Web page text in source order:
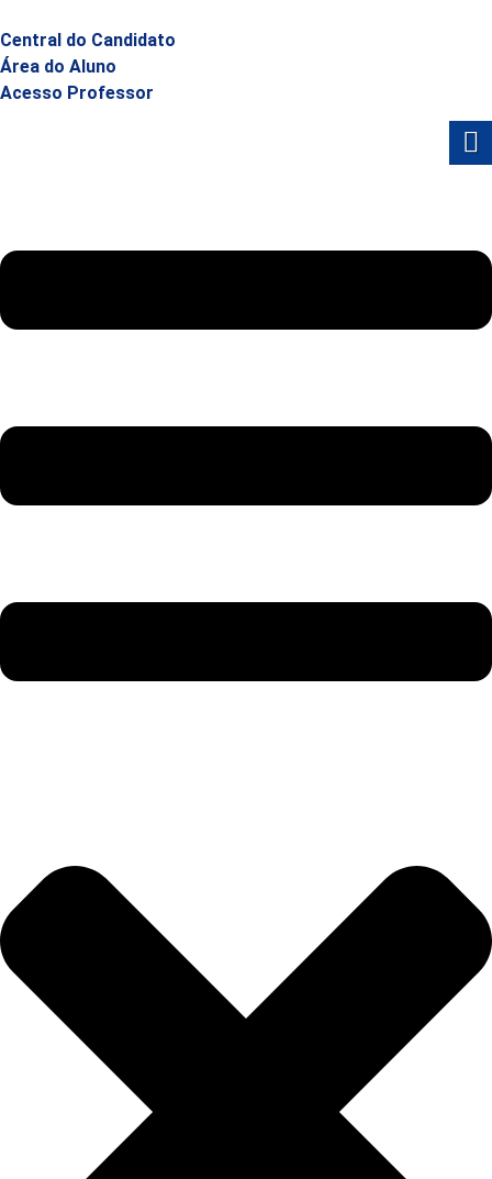
Central do Candidato
Área do Aluno
Acesso Professor